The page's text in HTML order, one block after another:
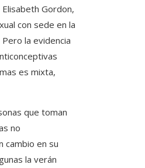
Gordon,
con sede en la
la evidencia
es mixta,
que toman
no
cambio en su
la verán